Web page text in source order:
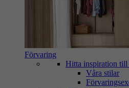
Förvaring
Hitta inspiration
Våra stilar